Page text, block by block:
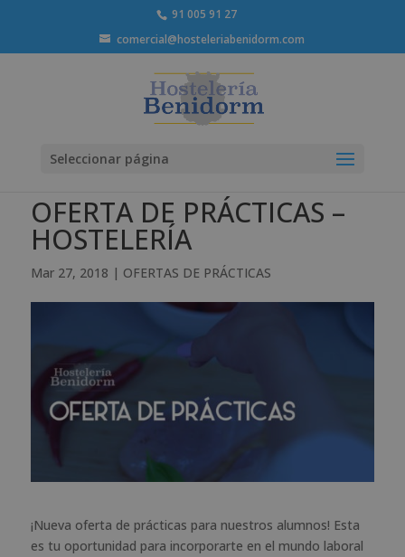
91 005 91 27
comercial@hosteleriabenidorm.com
Seleccionar página
OFERTA DE PRÁCTICAS –
HOSTELERÍA
Mar 27, 2018 | OFERTAS DE PRÁCTICAS
¡Nueva oferta de prácticas para nuestros alumnos! Esta
es tu oportunidad para incorporarte en el mundo laboral